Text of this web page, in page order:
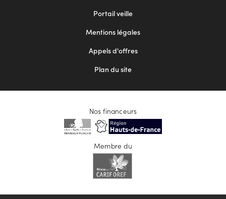
Portail veille
Mentions légales
Appels d'offres
Plan du site
Nos financeurs
Membre du